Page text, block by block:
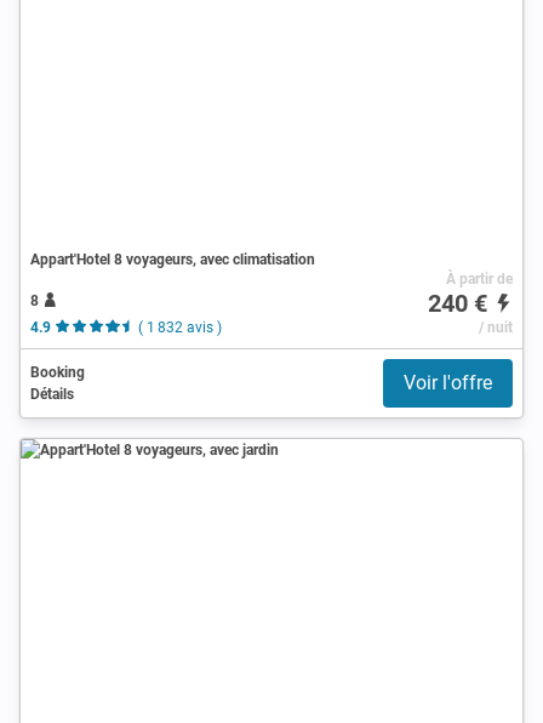
Appart'Hotel 8 voyageurs, avec climatisation
8
4.9
( 1 832 avis )
À partir de
240 €
/ nuit
Booking
Détails
Voir l'offre